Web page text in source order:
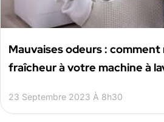
Mauvaises odeurs :
fraîcheur à votre machine à
23 Septembre 2023 À 8h30